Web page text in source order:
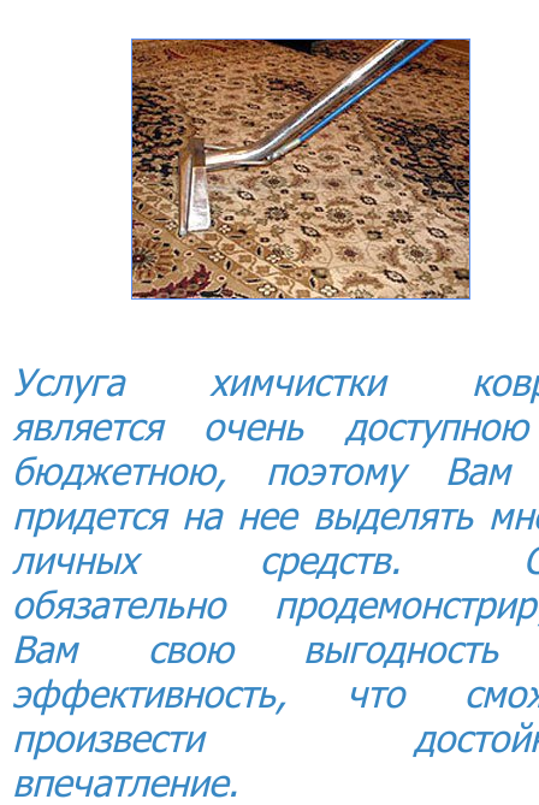
Услуга химчистки
является очень
бюджетною, поэтому Вам
придется на нее выделять
личных средств.
обязательно
Вам свою
эффективность, что
произвести
впечатление.